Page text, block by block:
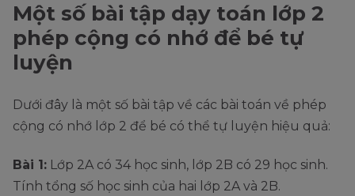
Một số bài tập dạy toán lớp 2
phép cộng có nhớ để bé tự
luyện
Dưới đây là một số bài tập về các bài toán về phép
cộng có nhớ lớp 2 để bé có thể tự luyện hiệu quả:
Bài 1: Lớp 2A có 34 học sinh, lớp 2B có 29 học sinh.
Tính tổng số học sinh của hai lớp 2A và 2B.